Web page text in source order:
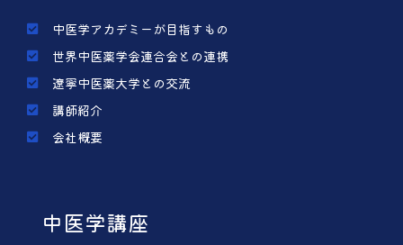
中医学アカデミーが目指すもの
世界中医薬学会連合会との連携
遼寧中医薬大学との交流
講師紹介
会社概要
中医学講座